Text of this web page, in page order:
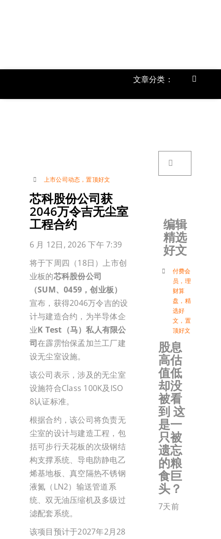
文章分类：
Toggle
上市公司动态 ，置顶好文
芯科股份公司获
2046万令吉无尘室
工程合约
6 月 12日, 2026 下午 7:39
将于下周四（18日）上市创
业板的芯科股份公司
（SUM、0459，创业板）
宣布，获得2046万令吉的设
计与建造合约，为半导体企
业K Test（马）私人有限公
司在霹雳怡保孟加兰工厂建
设无尘室设施。
该公司表示，涉及的无尘室
设施符合Class 100K及ISO
8认证标准。
根据合约，该公司将负责无
尘室的设计与建造工程，包
括可步行天花板的次级钢结
构支撑系统、导电防静电乙
烯基地板、真空隔热不锈钢
液氮（LN2）输送管道系
统、双无油压缩机及多级过
滤配套系统。
该项目预计于2027年2月28
编辑
精选
好文
付费会
员 ， 理
财算
盘 ， 精
选好
文 ， 置
顶好文
股息
高估
值低
却没
被看
到 这
是一
只被
遗忘
的粮
食巨
头？
7天前